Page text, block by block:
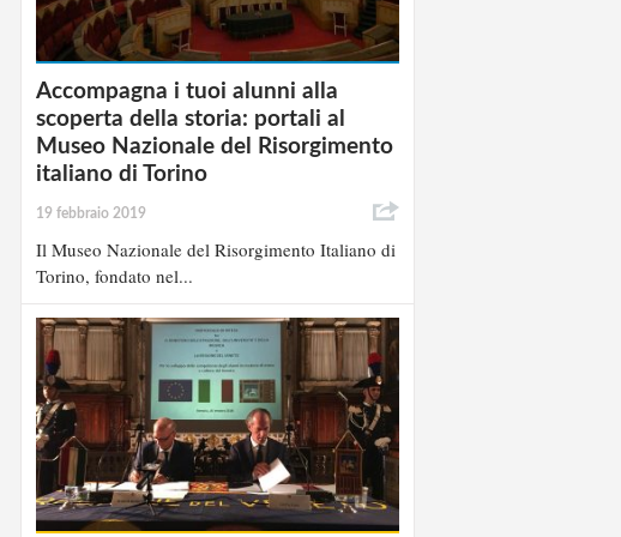
Accompagna i tuoi alunni alla
scoperta della storia: portali al
Museo Nazionale del Risorgimento
italiano di Torino
19 febbraio 2019
Il Museo Nazionale del Risorgimento Italiano di
Torino, fondato nel...